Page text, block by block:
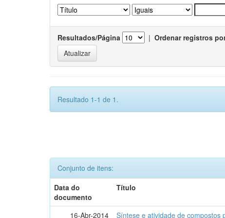
Resultados/Página | Ordenar registros
Resultado 1-1 de 1.
Conjunto de itens:
Data do
documento
Título
16-Abr-2014 Síntese e atividade de compostos